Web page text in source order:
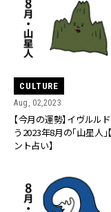
CULTURE
Aug, 02,2023
【今月の運勢】イヴルル
う2023年8月の「山星人」
ント占い】